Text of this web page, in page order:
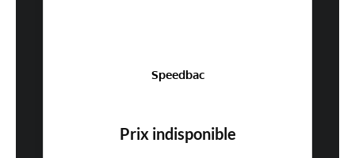
Speedbac
Prix indisponible